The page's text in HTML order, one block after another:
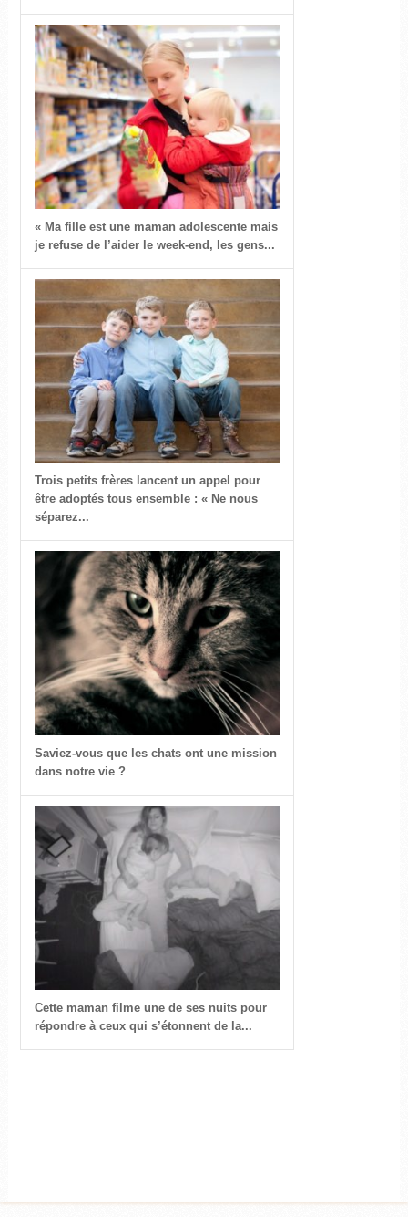
« Ma fille est une maman adolescente mais
je refuse de l’aider le week-end, les gens...
Trois petits frères lancent un appel pour
être adoptés tous ensemble : « Ne nous
séparez...
Saviez-vous que les chats ont une mission
dans notre vie ?
Cette maman filme une de ses nuits pour
répondre à ceux qui s’étonnent de la...